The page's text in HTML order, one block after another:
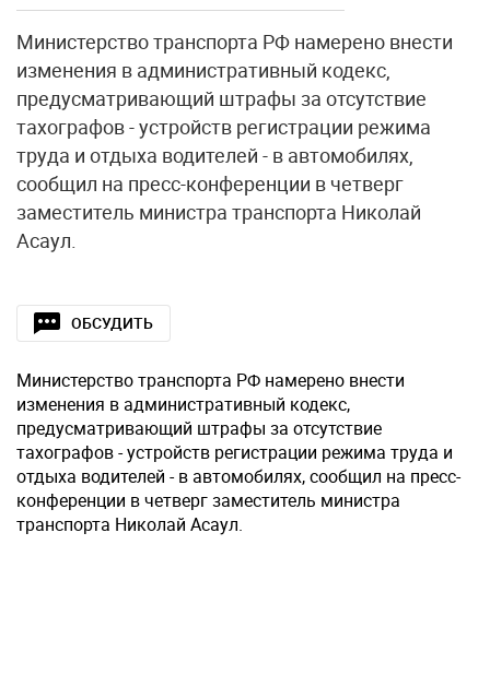
Министерство транспорта РФ намерено внести
изменения в административный кодекс,
предусматривающий штрафы за отсутствие
тахографов - устройств регистрации режима
труда и отдыха водителей - в автомобилях,
сообщил на пресс-конференции в четверг
заместитель министра транспорта Николай
Асаул.
ОБСУДИТЬ
Министерство транспорта РФ намерено внести
изменения в административный кодекс,
предусматривающий штрафы за отсутствие
тахографов - устройств регистрации режима труда и
отдыха водителей - в автомобилях, сообщил на пресс-
конференции в четверг заместитель министра
транспорта Николай Асаул.